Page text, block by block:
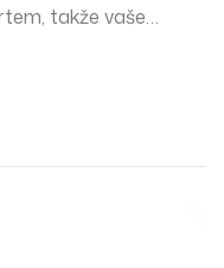
takže vaše